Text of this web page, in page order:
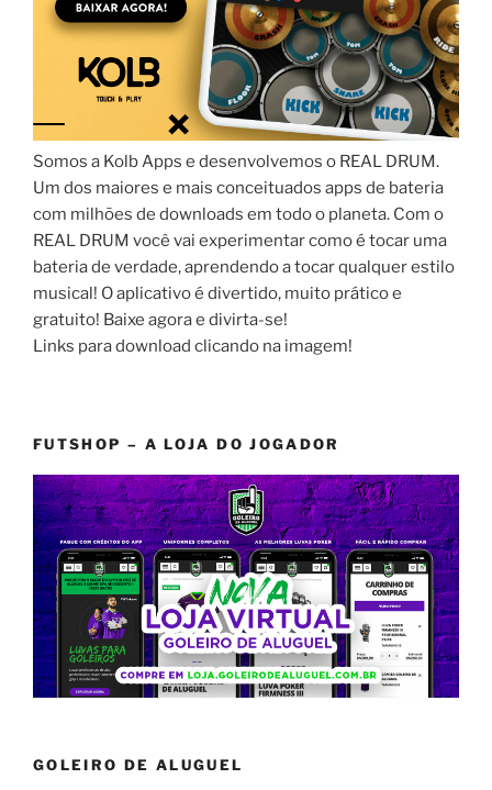
Somos a Kolb Apps e desenvolvemos o REAL DRUM.
Um dos maiores e mais conceituados apps de bateria
com milhões de downloads em todo o planeta. Com o
REAL DRUM você vai experimentar como é tocar uma
bateria de verdade, aprendendo a tocar qualquer estilo
musical! O aplicativo é divertido, muito prático e
gratuito! Baixe agora e divirta-se!
Links para download clicando na imagem!
FUTSHOP – A LOJA DO JOGADOR
GOLEIRO DE ALUGUEL